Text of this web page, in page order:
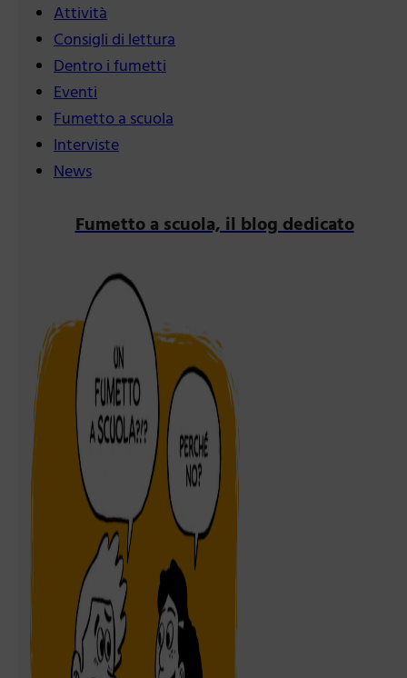
Attività
Consigli di lettura
Dentro i fumetti
Eventi
Fumetto a scuola
Interviste
News
Fumetto a scuola, il blog dedicato